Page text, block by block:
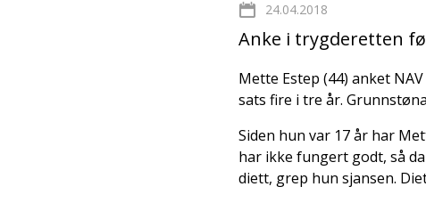
24.04.2018
Anke i trygderetten
Mette Estep (44) anket
sats fire i tre år.
Siden hun var 17 år har
har ikke fungert godt, så
diett, grep hun sjansen.